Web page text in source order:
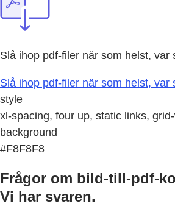
Slå ihop pdf-filer när som helst, var
Slå ihop pdf-filer när som helst, var
style
xl-spacing, four up, static links,
background
#F8F8F8
Frågor om bild-till-pdf-
Vi har svaren.